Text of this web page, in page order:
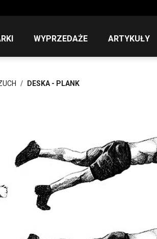
WYPRZEDAŻE ARTYKUŁY
DESKA - PLANK